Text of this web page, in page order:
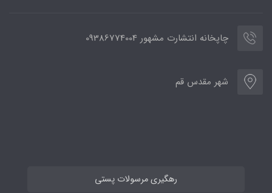
چاپخانه انتشارت مشهور 09386774004
شهر مقدس قم
رهگیری مرسولات پستی